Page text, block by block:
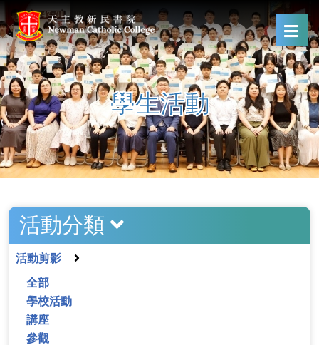
學生活動
活動分類
活動剪影
全部
學校活動
講座
參觀